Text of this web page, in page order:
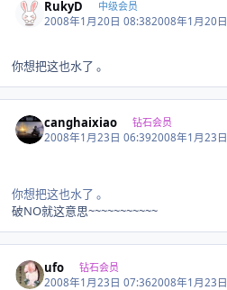
RukyD 中级会员
2008年1月20日 08:382008年1月20日
你想把这也水了 。
canghaixiao 钻石会员
2008年1月23日 06:392008年1月23日
你想把这也水了 。
破NO就这意思~~~~~~~~~~~
ufo 钻石会员
2008年1月23日 07:362008年1月23日